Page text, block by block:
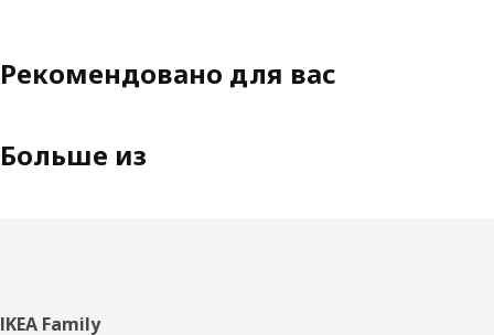
Рекомендовано для вас
Больше из
Нижний
IKEA Family